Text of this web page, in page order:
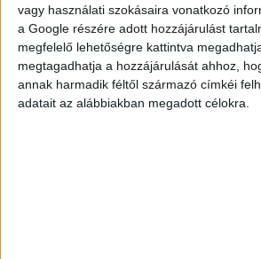
vagy használati szokásaira vonatkozó
a Google részére adott hozzájárulást
megfelelő lehetőségre kattintva
megtagadhatja a hozzájárulását ahhoz,
annak harmadik féltől származó címkéi
adatait az alábbiakban megadott célokra.
2.186,-Ft/óra